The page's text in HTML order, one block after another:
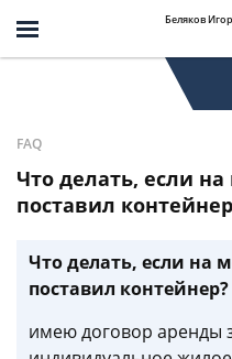
Беляков
FAQ
Что делать, если
поставил
Что делать, если на
поставил контейнер?
имею договор аренды